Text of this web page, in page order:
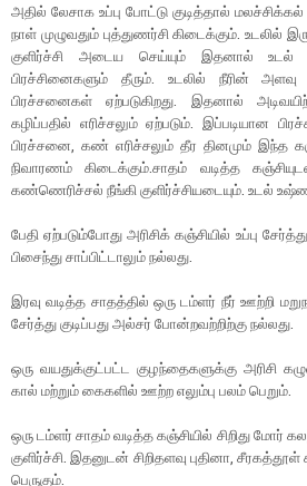
அதில் லேசாக உப்பு போட்டு குடித்தால் மலச்சிக்கல்
நாள் முழுவதும் புத்துணர்சி கிடைக்கும். உடலில்
குளிர்ச்சி அடைய செய்யும் இதனால் உடல்
பிரச்சினைகளும் தீரும். உடலில் நீரின் அளவு
பிரச்சனைகள் ஏற்படுகிறது. இதனால்
கழிப்பதில் எரிச்சலும் ஏற்படும். இப்படியான
பிரச்சனை, கண் எரிச்சலும் தீர தினமும் இந்த
நிவாரணம் கிடைக்கும்.சாதம் வடித்த
கண்ணெரிச்சல் நீங்கி குளிர்ச்சியடையும். உடல்
பேதி ஏற்படும்போது அரிசிக் கஞ்சியில் உப்பு
பிசைந்து சாப்பிட்டாலும் நல்லது.
இரவு வடித்த சாதத்தில் ஒரு டம்ளர் நீர் ஊற்றி
சேர்த்து குடிப்பது அல்சர் போன்றவற்றிற்கு நல்லது.
ஒரு வயதுக்குட்பட்ட குழந்தைகளுக்கு அரிசி
கால் மற்றும் கைகளில் ஊற்ற எலு‌ம்பு பலம் பெறும்.
ஒரு டம்ளர் சாதம் வடித்த கஞ்சியில் சிறிது மோர்
குளிர்ச்சி. இதனுடன் சிறிதளவு புதினா,
பெருகும்.